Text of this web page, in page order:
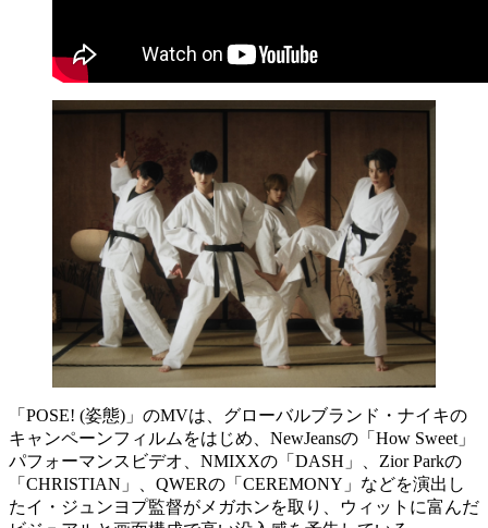
「POSE! (姿態)」のMVは、グローバルブランド・ナイキの
キャンペーンフィルムをはじめ、NewJeansの「How Sweet」
パフォーマンスビデオ、NMIXXの「DASH」、Zior Parkの
「CHRISTIAN」、QWERの「CEREMONY」などを演出し
たイ・ジュンヨプ監督がメガホンを取り、ウィットに富んだ